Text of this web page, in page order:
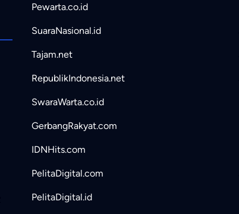
Pewarta.co.id
SuaraNasional.id
Tajam.net
RepublikIndonesia.net
SwaraWarta.co.id
GerbangRakyat.com
IDNHits.com
PelitaDigital.com
PelitaDigital.id